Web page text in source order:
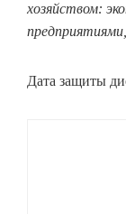
хозяйством:
Дата защиты